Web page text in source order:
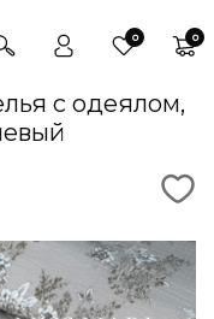
0 0
с одеялом,